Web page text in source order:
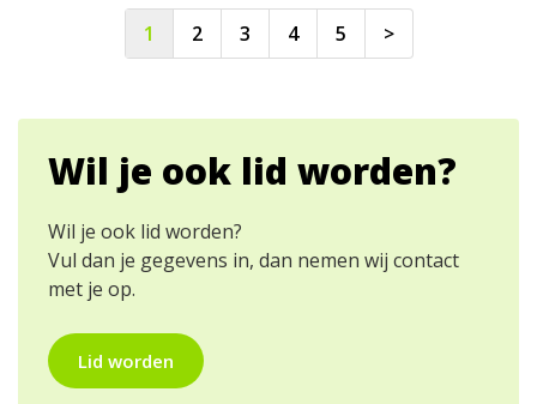
1 2 3 4 5 >
Wil je ook lid worden?
Wil je ook lid worden?
Vul dan je gegevens in, dan nemen wij contact
met je op.
Lid worden